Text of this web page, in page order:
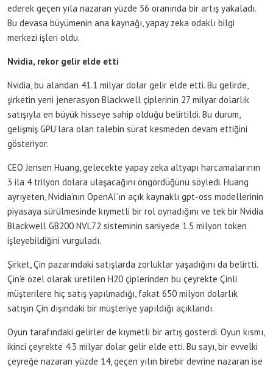
ederek geçen yıla nazaran yüzde 56 oranında bir artış yakaladı.
Bu devasa büyümenin ana kaynağı, yapay zeka odaklı bilgi
merkezi işleri oldu.
Nvidia, rekor gelir elde etti
Nvidia, bu alandan 41.1 milyar dolar gelir elde etti. Bu gelirde,
şirketin yeni jenerasyon Blackwell çiplerinin 27 milyar dolarlık
satışıyla en büyük hisseye sahip olduğu belirtildi. Bu durum,
gelişmiş GPU’lara olan talebin sürat kesmeden devam ettiğini
gösteriyor.
CEO Jensen Huang, gelecekte yapay zeka altyapı harcamalarının
3 ila 4 trilyon dolara ulaşacağını öngördüğünü söyledi. Huang
ayrıyeten, Nvidia’nın OpenAI’ın açık kaynaklı gpt-oss modellerinin
piyasaya sürülmesinde kıymetli bir rol oynadığını ve tek bir Nvidia
Blackwell GB200 NVL72 sisteminin saniyede 1.5 milyon token
işleyebildiğini vurguladı.
Şirket, Çin pazarındaki satışlarda zorluklar yaşadığını da belirtti.
Çin’e özel olarak üretilen H20 çiplerinden bu çeyrekte Çinli
müşterilere hiç satış yapılmadığı, fakat 650 milyon dolarlık
satışın Çin dışındaki bir müşteriye yapıldığı açıklandı.
Oyun tarafındaki gelirler de kıymetli bir artış gösterdi. Oyun kısmı,
ikinci çeyrekte 4.3 milyar dolar gelir elde etti. Bu sayı, bir evvelki
çeyreğe nazaran yüzde 14, geçen yılın birebir devrine nazaran ise